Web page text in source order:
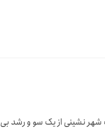
نشینی از یک سو و رشد بی